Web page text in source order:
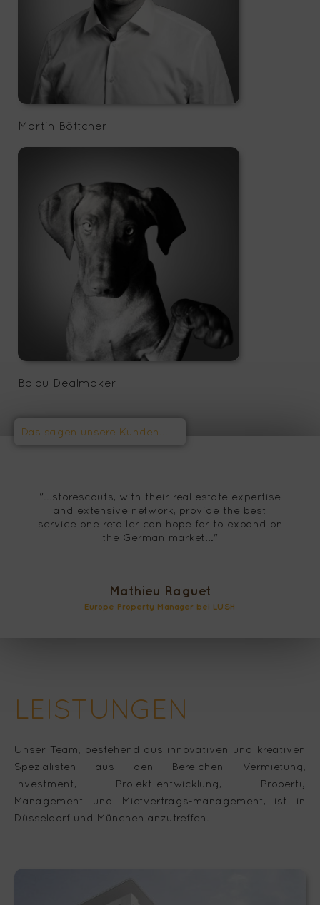
office@storescouts.de
Martin Böttcher
Balou Dealmaker
office@storescouts.de
Balou Dealmaker
"...storescouts, with their real estate expertise
and extensive network, provide the best
service one retailer can hope for to expand on
the German market..."
Mathieu Raguet
Europe Property Manager bei LUSH
LEISTUNGEN
Unser Team, bestehend aus innovativen und kreativen
Spezialisten aus den Bereichen Vermietung,
Investment, Projekt-entwicklung, Property
Management und Mietvertrags-management, ist in
Düsseldorf und München anzutreffen.